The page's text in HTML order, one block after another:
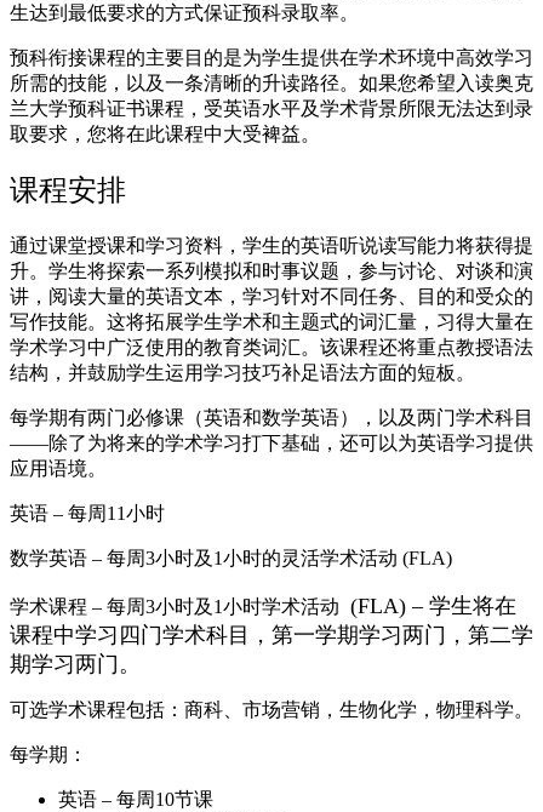
生达到最低要求的方式保证预科录取率。
预科衔接课程的主要目的是为学生提供在学术环境中高效学习
所需的技能，以及一条清晰的升读路径。如果您希望入读奥克
兰大学预科证书课程，受英语水平及学术背景所限无法达到录
取要求，您将在此课程中大受裨益。
课程安排
通过课堂授课和学习资料，学生的英语听说读写能力将获得提
升。学生将探索一系列模拟和时事议题，参与讨论、对谈和演
讲，阅读大量的英语文本，学习针对不同任务、目的和受众的
写作技能。这将拓展学生学术和主题式的词汇量，习得大量在
学术学习中广泛使用的教育类词汇。该课程还将重点教授语法
结构，并鼓励学生运用学习技巧补足语法方面的短板。
每学期有两门必修课（英语和数学英语），以及两门学术科目
——除了为将来的学术学习打下基础，还可以为英语学习提供
应用语境。
英语 – 每周11小时
数学英语 – 每周3小时及1小时的灵活学术活动 (FLA)
学术课程 – 每周3小时及1小时学术活动 (FLA) – 学生将在
课程中学习四门学术科目，第一学期学习两门，第二学
期学习两门。
可选学术课程包括：商科、市场营销，生物化学，物理科学。
每学期：
英语 – 每周10节课